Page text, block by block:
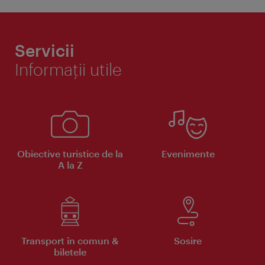
Servicii
Informaţii utile
Obiective turistice de la
A la Z
Evenimente
Transport în comun &
biletele
Sosire